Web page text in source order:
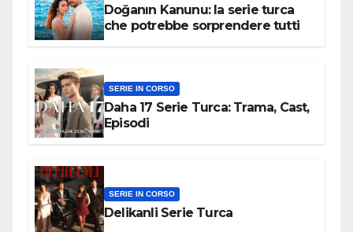
Doğanın Kanunu: la serie turca
che potrebbe sorprendere tutti
SERIE IN CORSO
Daha 17 Serie Turca: Trama, Cast,
Episodi
SERIE IN CORSO
Delikanli Serie Turca